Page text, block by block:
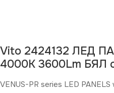
Изчерпан
Vito 2424132 ЛЕД
4000K 3600Lm БЯЛ
VENUS-PR series LED